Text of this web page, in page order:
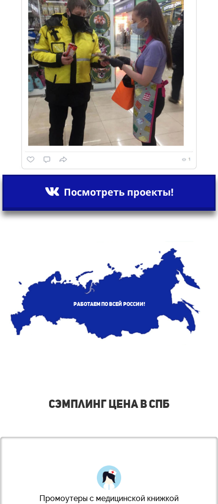
Посмотреть проекты!
Работаем по всей России!
Сэмплинг цена в СПБ
Промоутеры с медицинской книжкой